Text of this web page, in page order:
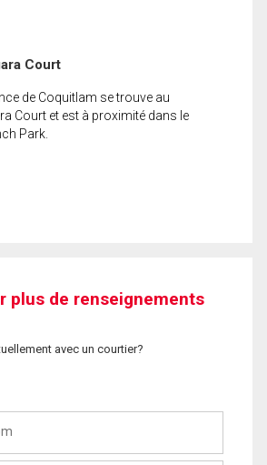
Court
de Coquitlam se trouve au
Court et est à proximité dans le
Park.
plus de renseignements
avec un courtier?